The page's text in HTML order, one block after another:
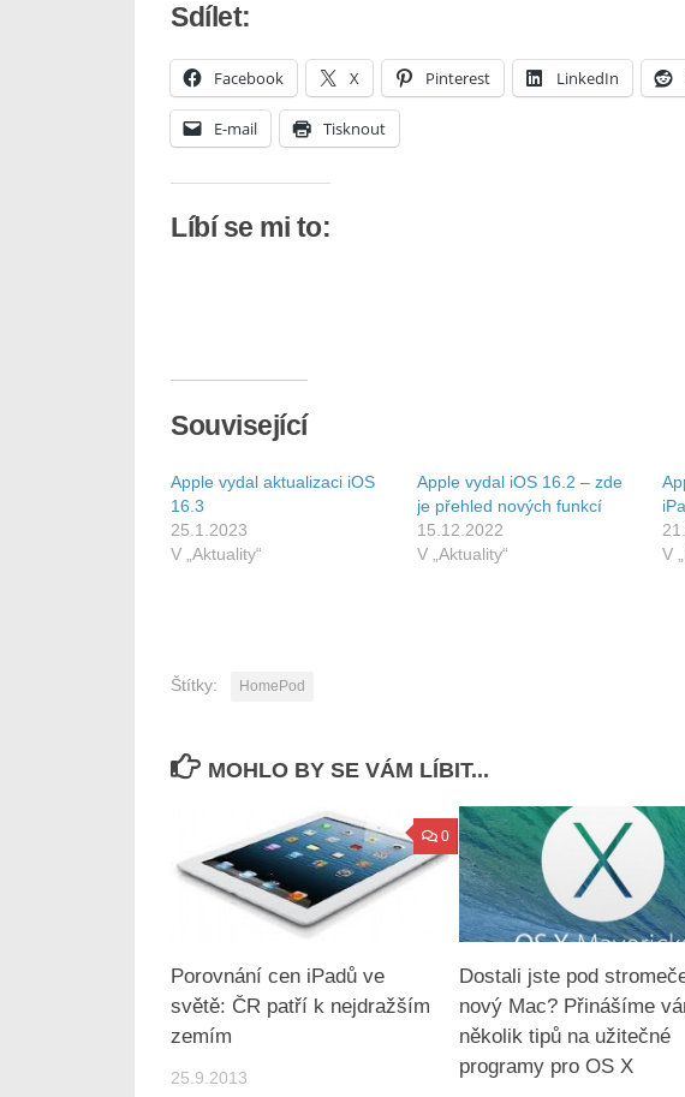
Sdílet:
Facebook X Pinterest LinkedIn
E-mail Tisknout
Líbí se mi to:
Související
Apple vydal aktualizaci iOS
16.3
25.1.2023
V „Aktuality“
Apple vydal iOS 16.2 – zde
je přehled nových funkcí
15.12.2022
V „Aktuality“
V
Štítky: HomePod
MOHLO BY SE VÁM LÍBIT...
0
Porovnání cen iPadů ve
světě: ČR patří k nejdražším
zemím
25.9.2013
Dostali jste pod
nový Mac? Přinášíme
několik tipů na užitečné
programy pro OS X